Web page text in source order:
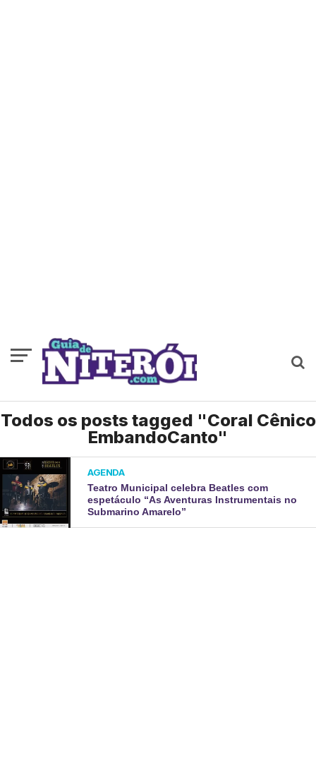
Todos os posts tagged "Coral Cênico
EmbandoCanto"
AGENDA
Teatro Municipal celebra Beatles com
espetáculo “As Aventuras Instrumentais no
Submarino Amarelo”